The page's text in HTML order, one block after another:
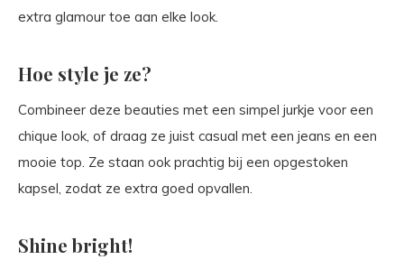
extra glamour toe aan elke look.
Hoe style je ze?
Combineer deze beauties met een simpel jurkje voor een
chique look, of draag ze juist casual met een jeans en een
mooie top. Ze staan ook prachtig bij een opgestoken
kapsel, zodat ze extra goed opvallen.
Shine bright!